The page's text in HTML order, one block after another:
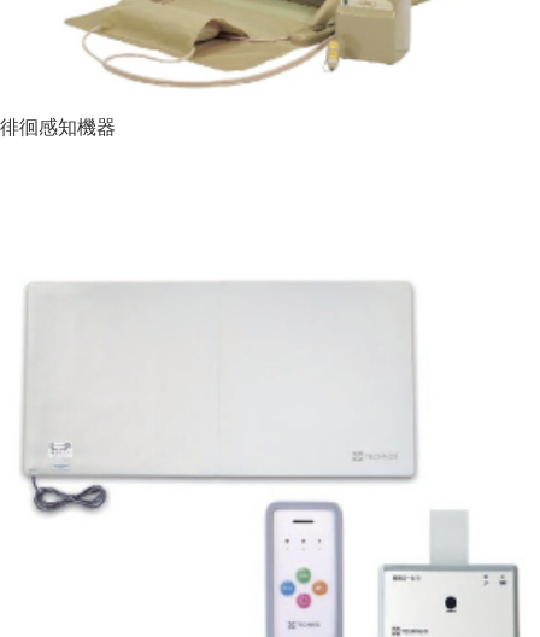
徘徊感知機器